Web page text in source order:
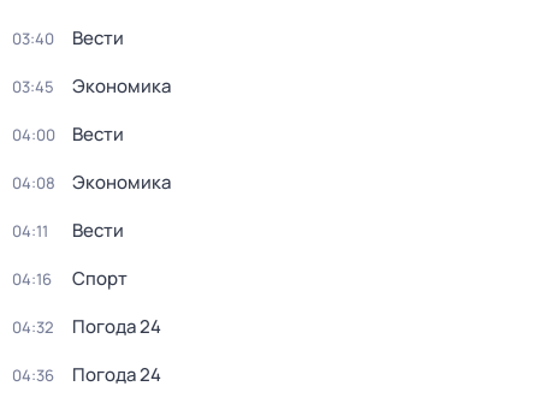
03:40 Вести
03:45 Экономика
04:00 Вести
04:08 Экономика
04:11 Вести
04:16 Спорт
04:32 Погода 24
04:36 Погода 24